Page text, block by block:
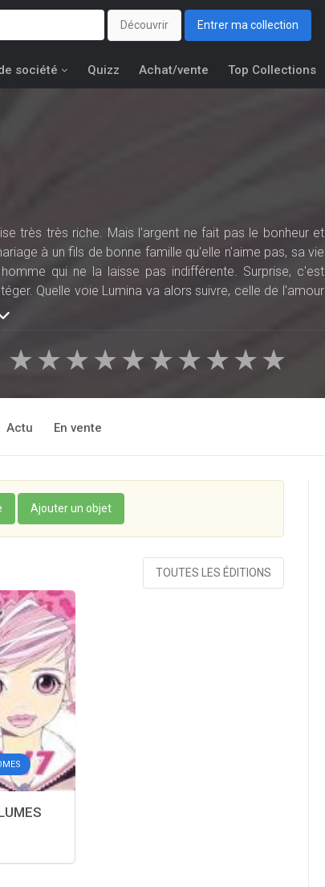
Découvrir Entrer ma collection
société Quizz Achat/vente Top Collections
très très riche. Mais l'argent ne fait pas le bonheur et
à un fils de bonne famille qu'elle n'aime pas, sa vie
qui ne la laisse pas indifférente. Surprise, c'est
Quelle voie Lumina va alors suivre, celle de l'amour
★
★
★
★
★
★
★
★
★
★
Actu En vente
Ajouter un objet
TOUTES LES ÉDITIONS